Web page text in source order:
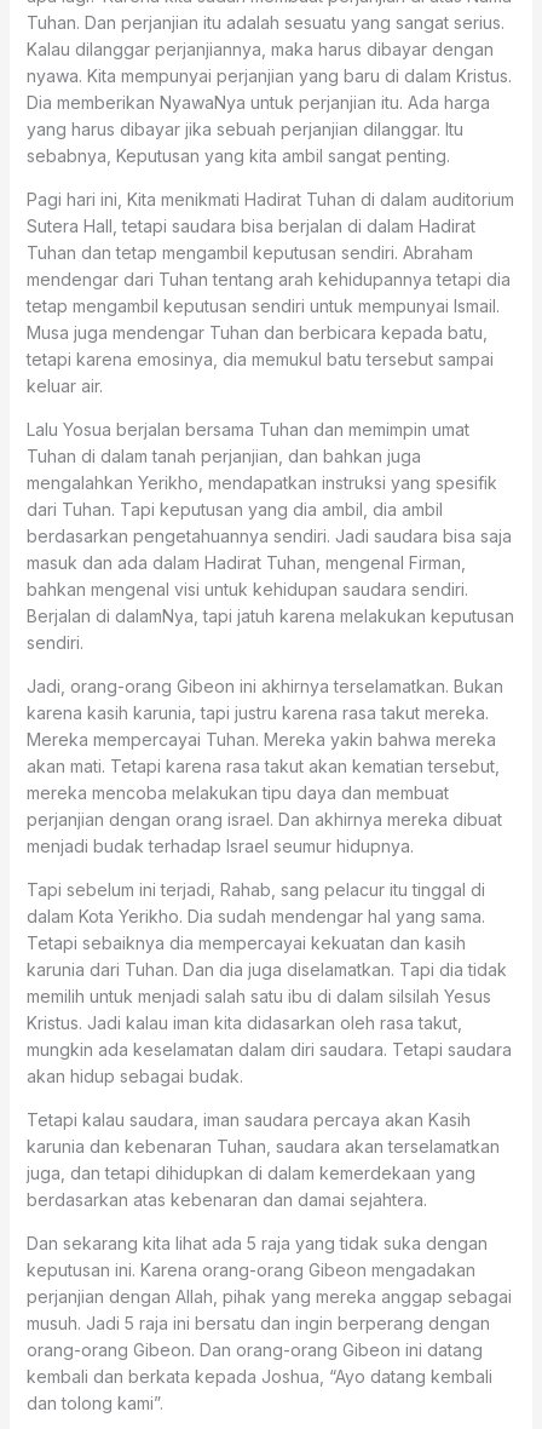
Tuhan. Dan perjanjian itu adalah sesuatu yang sangat serius.
Kalau dilanggar perjanjiannya, maka harus dibayar dengan
nyawa. Kita mempunyai perjanjian yang baru di dalam Kristus.
Dia memberikan NyawaNya untuk perjanjian itu. Ada harga
yang harus dibayar jika sebuah perjanjian dilanggar. Itu
sebabnya, Keputusan yang kita ambil sangat penting.
Pagi hari ini, Kita menikmati Hadirat Tuhan di dalam auditorium
Sutera Hall, tetapi saudara bisa berjalan di dalam Hadirat
Tuhan dan tetap mengambil keputusan sendiri. Abraham
mendengar dari Tuhan tentang arah kehidupannya tetapi dia
tetap mengambil keputusan sendiri untuk mempunyai Ismail.
Musa juga mendengar Tuhan dan berbicara kepada batu,
tetapi karena emosinya, dia memukul batu tersebut sampai
keluar air.
Lalu Yosua berjalan bersama Tuhan dan memimpin umat
Tuhan di dalam tanah perjanjian, dan bahkan juga
mengalahkan Yerikho, mendapatkan instruksi yang spesifik
dari Tuhan. Tapi keputusan yang dia ambil, dia ambil
berdasarkan pengetahuannya sendiri. Jadi saudara bisa saja
masuk dan ada dalam Hadirat Tuhan, mengenal Firman,
bahkan mengenal visi untuk kehidupan saudara sendiri.
Berjalan di dalamNya, tapi jatuh karena melakukan keputusan
sendiri.
Jadi, orang-orang Gibeon ini akhirnya terselamatkan. Bukan
karena kasih karunia, tapi justru karena rasa takut mereka.
Mereka mempercayai Tuhan. Mereka yakin bahwa mereka
akan mati. Tetapi karena rasa takut akan kematian tersebut,
mereka mencoba melakukan tipu daya dan membuat
perjanjian dengan orang israel. Dan akhirnya mereka dibuat
menjadi budak terhadap Israel seumur hidupnya.
Tapi sebelum ini terjadi, Rahab, sang pelacur itu tinggal di
dalam Kota Yerikho. Dia sudah mendengar hal yang sama.
Tetapi sebaiknya dia mempercayai kekuatan dan kasih
karunia dari Tuhan. Dan dia juga diselamatkan. Tapi dia tidak
memilih untuk menjadi salah satu ibu di dalam silsilah Yesus
Kristus. Jadi kalau iman kita didasarkan oleh rasa takut,
mungkin ada keselamatan dalam diri saudara. Tetapi saudara
akan hidup sebagai budak.
Tetapi kalau saudara, iman saudara percaya akan Kasih
karunia dan kebenaran Tuhan, saudara akan terselamatkan
juga, dan tetapi dihidupkan di dalam kemerdekaan yang
berdasarkan atas kebenaran dan damai sejahtera.
Dan sekarang kita lihat ada 5 raja yang tidak suka dengan
keputusan ini. Karena orang-orang Gibeon mengadakan
perjanjian dengan Allah, pihak yang mereka anggap sebagai
musuh. Jadi 5 raja ini bersatu dan ingin berperang dengan
orang-orang Gibeon. Dan orang-orang Gibeon ini datang
kembali dan berkata kepada Joshua, “Ayo datang kembali
dan tolong kami”.